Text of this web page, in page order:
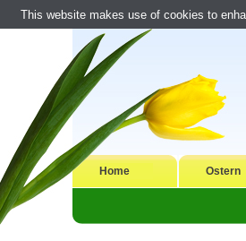
Home Ostern
This website makes use of cookies to